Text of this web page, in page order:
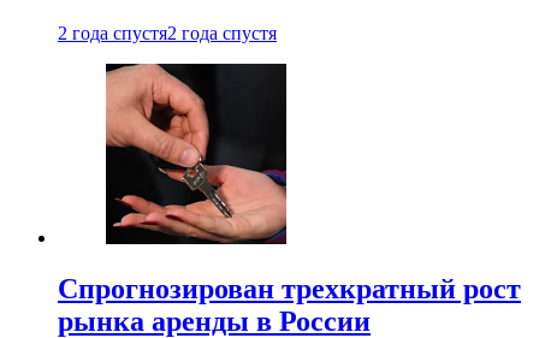
2 года спустя2 года спустя
Спрогнозирован трехкратный рост
рынка аренды в России